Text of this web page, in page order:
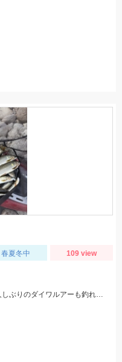
春夏冬中 109 view
今日は昼からの釣行。 連日、楽しめた。 久しぶりのダイワルアーも釣れてくれました。